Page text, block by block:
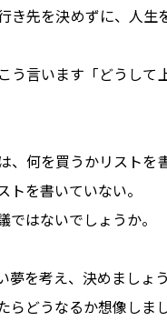
き先を決めずに、人生
う言います「どうして
、何を買うかリストを
トを書いていない。
ではないでしょうか。
夢を考え、決めましょう
らどうなるか想像しまし